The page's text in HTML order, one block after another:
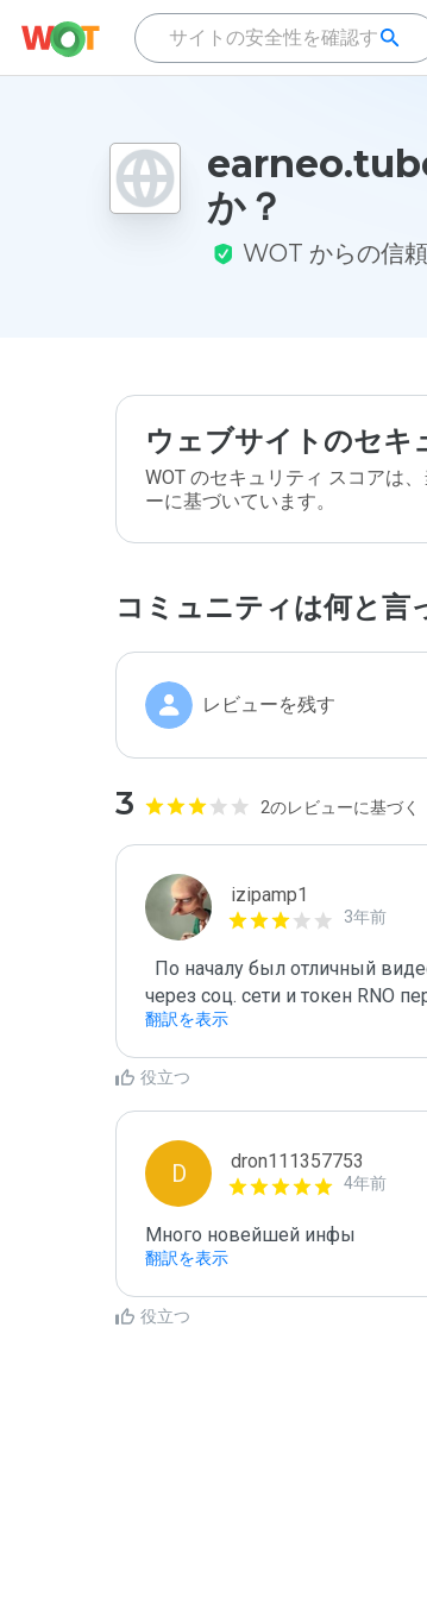
か？
WOT からの信頼
ウェブサイトのセキ
WOT のセキュリティ スコアは
ーに基づいています。
コミュニティは何と言
レビューを残す
3 2のレビューに基づく
izipamp1
3年前
через соц. сети и токен RNO
翻訳を表示
役立つ
D dron111357753
4年前
Много новейшей инфы
翻訳を表示
役立つ